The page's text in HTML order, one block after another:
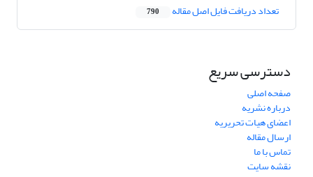
تعداد دریافت فایل اصل مقاله 790
دسترسی سریع
صفحه اصلی
درباره نشریه
اعضای هیات تحریریه
ارسال مقاله
تماس با ما
نقشه سایت